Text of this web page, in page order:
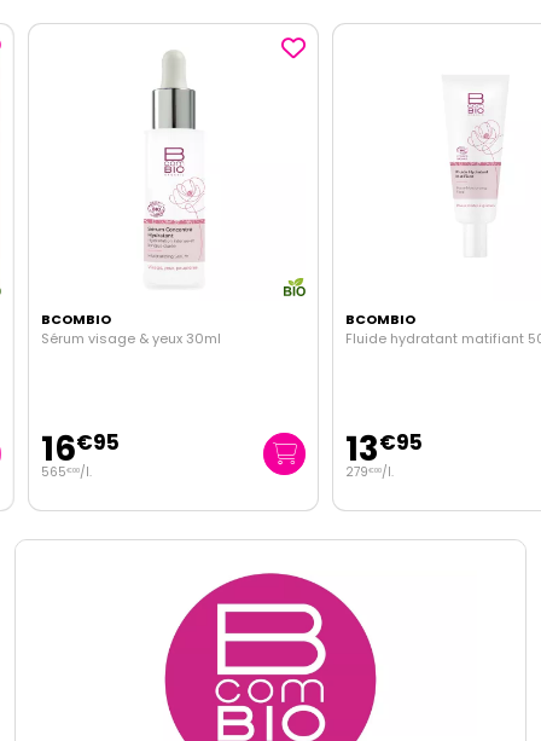
BCOMBIO
Sérum visage & yeux 30ml
16€95
565 €00/l.
BCOMBIO
Fluide hydratant matifiant
13€95
279€00/l.